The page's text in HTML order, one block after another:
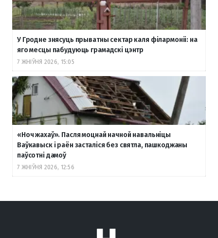
У Гродне знясуць прыватны сектар каля філармоніі: на
яго месцы пабудуюць грамадскі цэнтр
7 ЖНІЎНЯ 2026, 15:05
«Ноч жахаў». Пасля моцнай начной навальніцы
Ваўкавыск і раён засталіся без святла, пашкоджаны
паўсотні дамоў
7 ЖНІЎНЯ 2026, 12:56